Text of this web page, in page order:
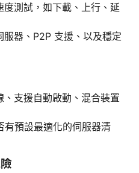
測試，如下載、上行、延
器、P2P 支援、以及穩定
支援自動啟動、混合裝置
有預設最適化的伺服器清